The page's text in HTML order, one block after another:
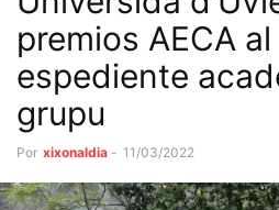
premios AECA
espediente
grupu
Por xixonaldia - 11/03/2022